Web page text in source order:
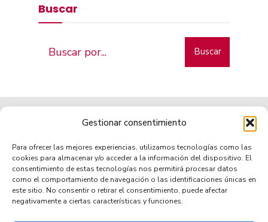
Gestionar consentimiento
Para ofrecer las mejores experiencias, utilizamos tecnologías como las
cookies para almacenar y/o acceder a la información del dispositivo. El
consentimiento de estas tecnologías nos permitirá procesar datos
como el comportamiento de navegación o las identificaciones únicas en
este sitio. No consentir o retirar el consentimiento, puede afectar
negativamente a ciertas características y funciones.
Buscar
Buscar
Municipio de tradición